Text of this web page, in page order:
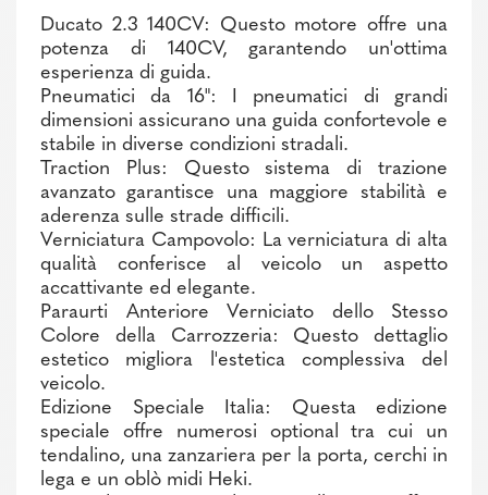
Ducato 2.3 140CV: Questo motore offre una
potenza di 140CV, garantendo un'ottima
esperienza di guida.
Pneumatici da 16": I pneumatici di grandi
dimensioni assicurano una guida confortevole e
stabile in diverse condizioni stradali.
Traction Plus: Questo sistema di trazione
avanzato garantisce una maggiore stabilità e
aderenza sulle strade difficili.
Verniciatura Campovolo: La verniciatura di alta
qualità conferisce al veicolo un aspetto
accattivante ed elegante.
Paraurti Anteriore Verniciato dello Stesso
Colore della Carrozzeria: Questo dettaglio
estetico migliora l'estetica complessiva del
veicolo.
Edizione Speciale Italia: Questa edizione
speciale offre numerosi optional tra cui un
tendalino, una zanzariera per la porta, cerchi in
lega e un oblò midi Heki.